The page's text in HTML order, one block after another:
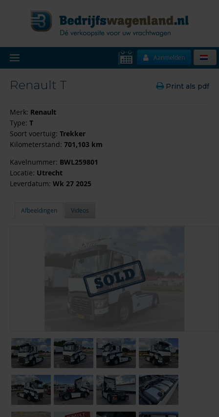
Aanmelden
Renault T Print als pdf
Merk: Renault
Type: T
Soort voertuig: Trekker
Kilometerstand: 701,103 km
Kavelnummer: BWL259801
Locatie: Utrecht
Leverdatum: Wk 27 2025
Afbeeldingen Videos